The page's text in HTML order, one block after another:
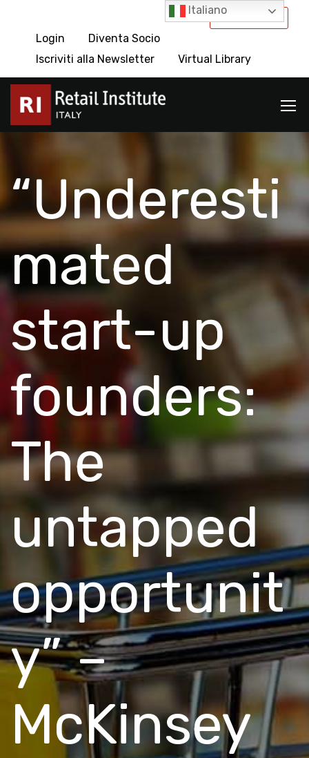
International
Login
Diventa Socio
Iscriviti alla Newsletter
Virtual Library
“Underesti
mated
start-up
founders:
The
untapped
opportunit
y” –
McKinsey
Italiano